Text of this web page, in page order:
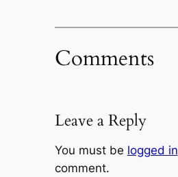
Comments
Leave a Reply
You must be logged in
comment.